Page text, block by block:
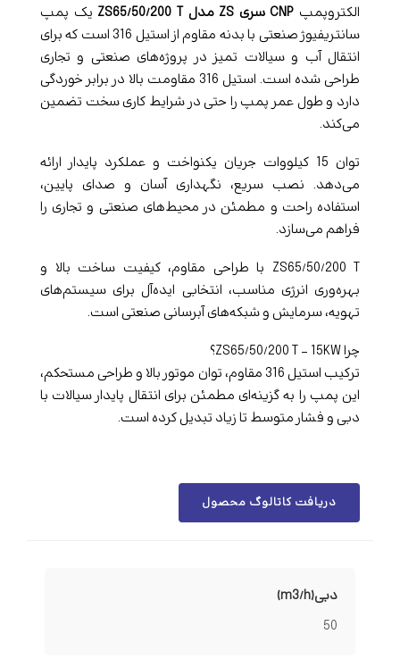
الکتروپمپ CNP سری ZS مدل ZS65/50/200 T
یک پمپ
سانتریفیوژ صنعتی با بدنه مقاوم از استیل 316 است که برای
انتقال آب و سیالات تمیز در پروژه‌های صنعتی و تجاری
طراحی شده است. استیل 316 مقاومت بالا در برابر خوردگی
دارد و طول عمر پمپ را حتی در شرایط کاری سخت تضمین
می‌کند.
توان 15 کیلووات جریان یکنواخت و عملکرد پایدار ارائه
می‌دهد. نصب سریع، نگهداری آسان و صدای پایین،
استفاده راحت و مطمئن در محیط‌های صنعتی و تجاری را
فراهم می‌سازد.
ZS65/50/200 T با طراحی مقاوم، کیفیت ساخت بالا و
بهره‌وری انرژی مناسب، انتخابی ایده‌آل برای سیستم‌های
تهویه، سرمایش و شبکه‌های آبرسانی صنعتی است.
چرا ZS65/50/200 T – 15KW؟
ترکیب استیل 316 مقاوم، توان موتور بالا و طراحی مستحکم،
این پمپ را به گزینه‌ای مطمئن برای انتقال پایدار سیالات با
دبی و فشار متوسط تا زیاد تبدیل کرده است.
دریافت کاتالوگ محصول
دبی(m3/h)
50